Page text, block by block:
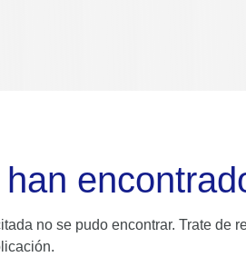
no se pudo encontrar. Trate de